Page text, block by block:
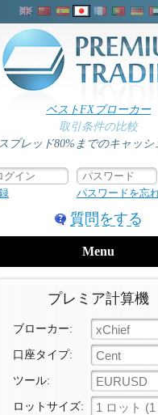
ベストFXブローカー
取引条件の比較
プレッド80%までのキャッシ
パスワードを忘
質問をする
Menu
プレミア計算機
ブローカー: xChief
口座タイプ: Cent
ツール: EURUSD
ロットサイズ: 1 ロット (1